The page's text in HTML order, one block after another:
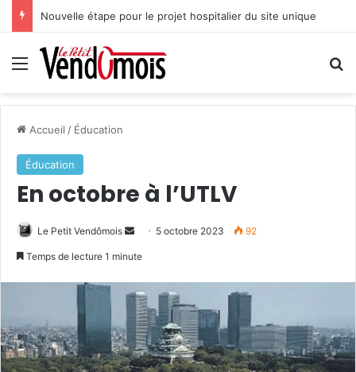
Nouvelle étape pour le projet hospitalier du site unique
Menu
Accueil / Éducation
Éducation
En octobre à l’UTLV
Le Petit Vendômois
y
e
r
u
5 octobre 2023 92
Temps de lecture 1 minute